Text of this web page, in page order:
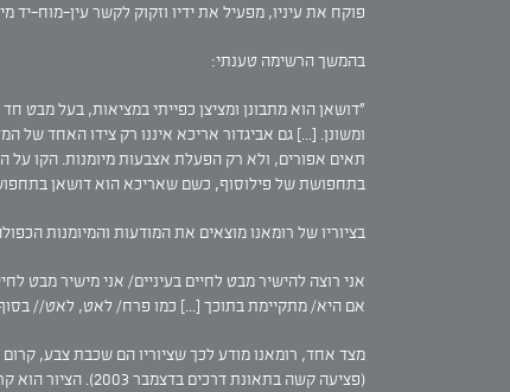
פוקח את עיניו, מפעיל את ידיו וזקוק לקשר עין-מוח-יד
בהמשך הרשימה טענתי:
"דושאן הוא מתבונן ומציצן כפייתי במציאות, בעל מבט
ומשונן. [...] גם אביגדור אריכא איננו רק צידו האחד של
תאים אפורים, ולא רק הפעלת אצבעות מיומנות. הקו על
בתחפושת של פילוסוף, כשם שאריכא הוא דושאן
בציוריו של רומאנו מוצאים את המודעות והמיומנות
אני רוצה להישיר מבט לחיים בעיניים/ אני מישיר מבט
אם היא/ מתקיימת בתוכך [...] כמו פרח/ לאט, לאט//
מצד אחד, רומאנו מודע לכך שציוריו הם שכבת צבע, קרום